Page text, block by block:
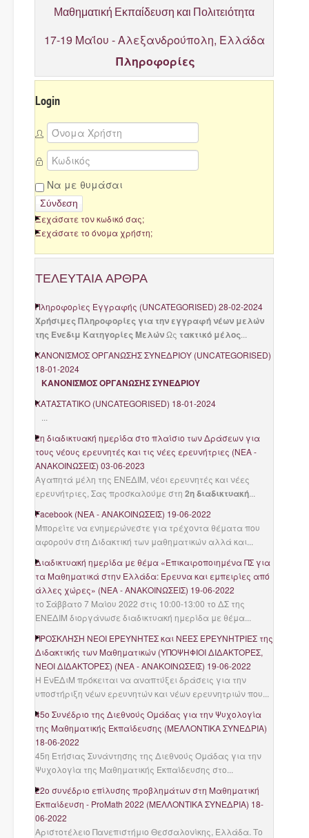
Μαθηματική Εκπαίδευση και Πολιτειότητα
17-19 Μαΐου - Αλεξανδρούπολη, Ελλάδα
Πληροφορίες
Login
Να με θυμάσαι
Σύνδεση
Ξεχάσατε τον κωδικό σας;
Ξεχάσατε το όνομα χρήστη;
ΤΕΛΕΥΤΑΊΑΆΡΘΡΑ
Πληροφορίες Εγγραφής (UNCATEGORISED) 28-02-2024
Χρήσιμες Πληροφορίες για την εγγραφή νέων μελών
της Ενεδιμ Κατηγορίες Μελών Ως τακτικό μέλος...
ΚΑΝΟΝΙΣΜΟΣ ΟΡΓΑΝΩΣΗΣ ΣΥΝΕΔΡΙΟΥ (UNCATEGORISED)
18-01-2024
ΚΑΝΟΝΙΣΜΟΣ ΟΡΓΑΝΩΣΗΣ ΣΥΝΕΔΡΙΟΥ
ΚΑΤΑΣΤΑΤΙΚΟ (UNCATEGORISED) 18-01-2024
...
2η διαδικτυακή ημερίδα στο πλαίσιο των Δράσεων για
τους νέους ερευνητές και τις νέες ερευνήτριες (ΝΈΑ -
ΑΝΑΚΟΙΝΏΣΕΙΣ) 03-06-2023
Αγαπητά μέλη της ΕΝΕΔΙΜ, νέοι ερευνητές και νέες
ερευνήτριες, Σας προσκαλούμε στη 2η διαδικτυακή...
Facebook (ΝΈΑ - ΑΝΑΚΟΙΝΏΣΕΙΣ) 19-06-2022
Μπορείτε να ενημερώνεστε για τρέχοντα θέματα που
αφορούν στη Διδακτική των μαθηματικών αλλά και...
Διαδικτυακή ημερίδα με θέμα «Επικαιροποιημένα ΠΣ για
τα Μαθηματικά στην Ελλάδα: Έρευνα και εμπειρίες από
άλλες χώρες» (ΝΈΑ - ΑΝΑΚΟΙΝΏΣΕΙΣ) 19-06-2022
το Σάββατο 7 Μαίου 2022 στις 10:00-13:00 το ΔΣ της
ΕΝΕΔΙΜ διοργάνωσε διαδικτυακή ημερίδα με θέμα...
ΠΡΟΣΚΛΗΣΗ ΝΕΟΙ ΕΡΕΥΝΗΤΕΣ και ΝΕΕΣ ΕΡΕΥΝΗΤΡΙΕΣ της
Διδακτικής των Μαθηματικών (ΥΠΟΨΗΦΙΟΙ ΔΙΔΑΚΤΟΡΕΣ,
ΝΕΟΙ ΔΙΔΑΚΤΟΡΕΣ) (ΝΈΑ - ΑΝΑΚΟΙΝΏΣΕΙΣ) 19-06-2022
Η ΕνΕΔιΜ πρόκειται να αναπτύξει δράσεις για την
υποστήριξη νέων ερευνητών και νέων ερευνητριών που...
45ο Συνέδριο της Διεθνούς Ομάδας για την Ψυχολογία
της Μαθηματικής Εκπαίδευσης (ΜΕΛΛΟΝΤΙΚΆ ΣΥΝΈΔΡΙΑ)
18-06-2022
45η Ετήσιας Συνάντησης της Διεθνούς Ομάδας για την
Ψυχολογία της Μαθηματικής Εκπαίδευσης στο...
22ο συνέδριο επίλυσης προβλημάτων στη Μαθηματική
Εκπαίδευση - ProMath 2022 (ΜΕΛΛΟΝΤΙΚΆ ΣΥΝΈΔΡΙΑ) 18-
06-2022
Αριστοτέλειο Πανεπιστήμιο Θεσσαλονίκης, Ελλάδα. Το